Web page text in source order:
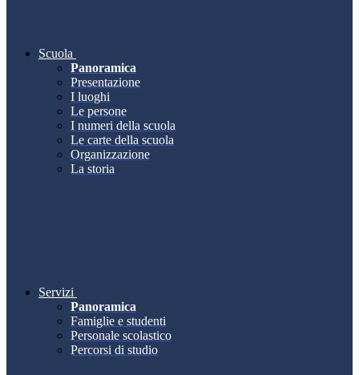
Scuola
Panoramica
Presentazione
I luoghi
Le persone
I numeri della scuola
Le carte della scuola
Organizzazione
La storia
Servizi
Panoramica
Famiglie e studenti
Personale scolastico
Percorsi di studio